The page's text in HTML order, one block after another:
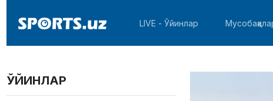
LIVE - Ўйинлар
ЎЙИНЛАР